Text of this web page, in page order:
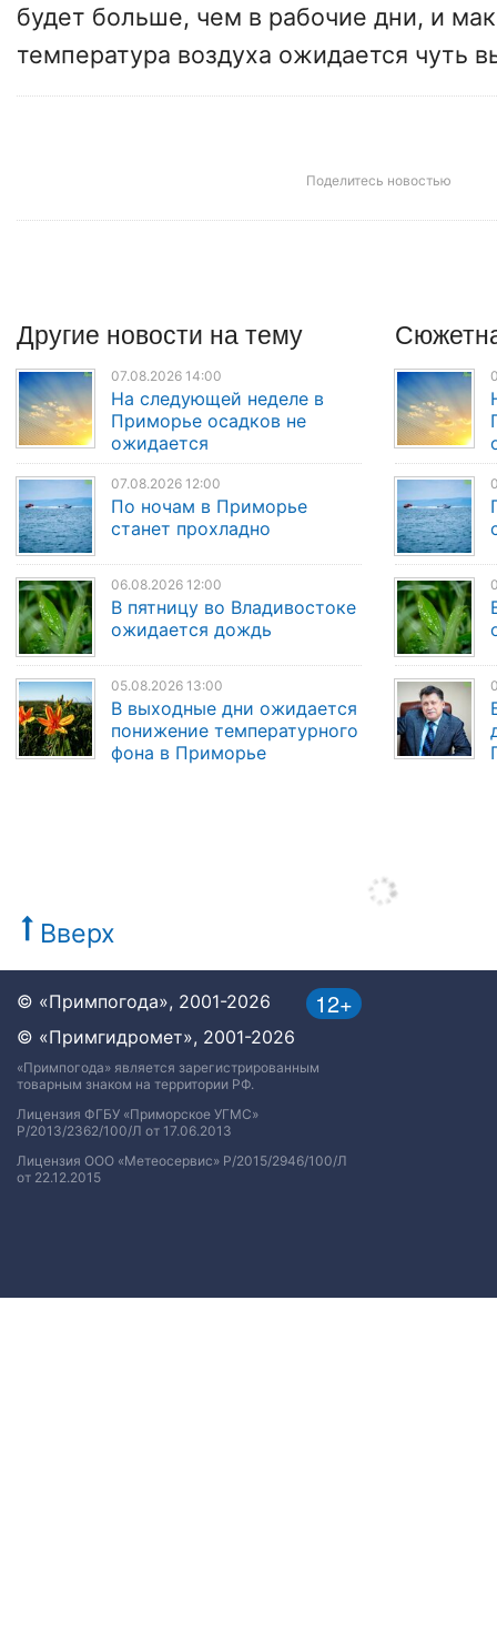
будет больше, чем в рабочие дни, и
температура воздуха ожидается чуть
Поделитесь новостью
Другие новости на тему
07.08.2026 14:00
На следующей неделе в
Приморье осадков не
ожидается
07.08.2026 12:00
По ночам в Приморье
станет прохладно
06.08.2026 12:00
В пятницу во Владивостоке
ожидается дождь
05.08.2026 13:00
В выходные дни ожидается
понижение температурного
фона в Приморье
Вверх
12+
© «Примпогода», 2001-2026
© «Примгидромет», 2001-2026
«Примпогода» является зарегистрированным
товарным знаком на территории РФ.
Лицензия ФГБУ «Приморское УГМС»
Р/2013/2362/100/Л от 17.06.2013
Лицензия ООО «Метеосервис» Р/2015/2946/100/Л
от 22.12.2015